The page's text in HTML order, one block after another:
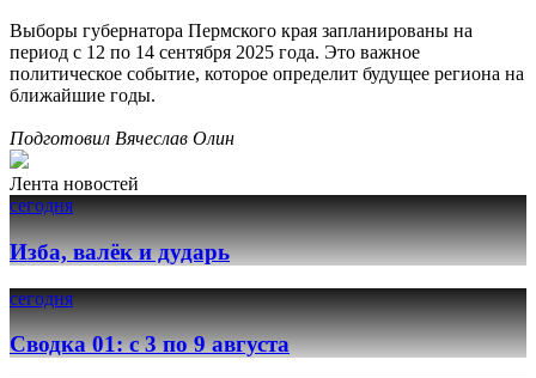
Выборы губернатора Пермского края запланированы на
период с 12 по 14 сентября 2025 года. Это важное
политическое событие, которое определит будущее региона на
ближайшие годы.
Подготовил Вячеслав Олин
Лента новостей
сегодня
Изба, валёк и дударь
сегодня
Сводка 01: с 3 по 9 августа